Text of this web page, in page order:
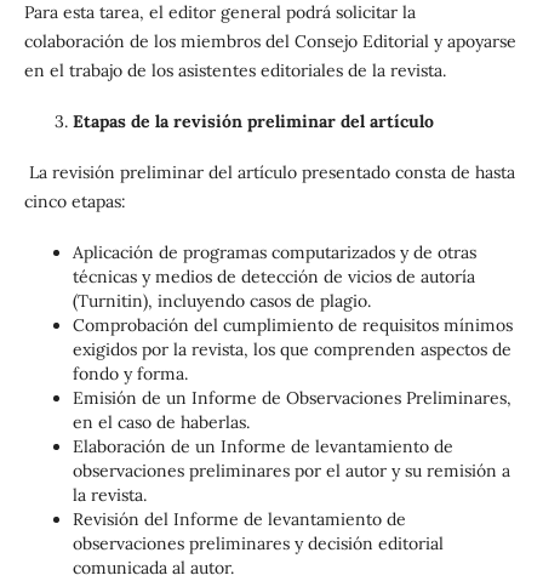
Para esta tarea, el editor general podrá solicitar la
colaboración de los miembros del Consejo Editorial y apoyarse
en el trabajo de los asistentes editoriales de la revista.
Etapas de la revisión preliminar del artículo
La revisión preliminar del artículo presentado consta de hasta
cinco etapas:
Aplicación de programas computarizados y de otras
técnicas y medios de detección de vicios de autoría
(Turnitin), incluyendo casos de plagio.
Comprobación del cumplimiento de requisitos mínimos
exigidos por la revista, los que comprenden aspectos de
fondo y forma.
Emisión de un Informe de Observaciones Preliminares,
en el caso de haberlas.
Elaboración de un Informe de levantamiento de
observaciones preliminares por el autor y su remisión a
la revista.
Revisión del Informe de levantamiento de
observaciones preliminares y decisión editorial
comunicada al autor.